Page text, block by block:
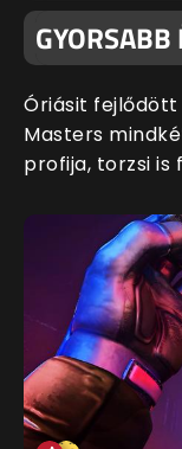
Óriásit fejlődött
Masters
profija, torzsi is